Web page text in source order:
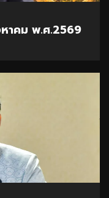
าคม พ.ศ.2569